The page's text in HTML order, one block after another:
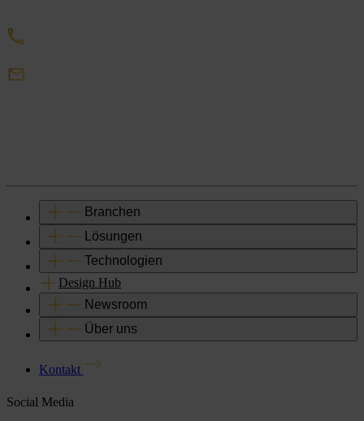
Branchen
Lösungen
Technologien
Design Hub
Newsroom
Über uns
Kontakt
Social Media